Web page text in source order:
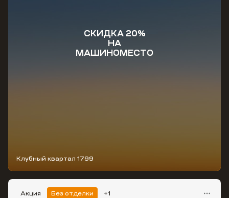
Акция Без отделки +1
СКИДКА 20%
НА
МАШИНОМЕСТО
Клубный квартал 1799